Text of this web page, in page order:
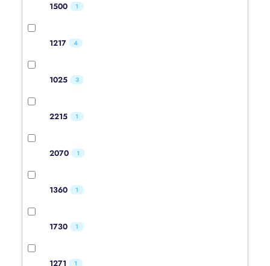
1500 1
1217 4
1025 3
2215 1
2070 1
1360 1
1730 1
1271 1